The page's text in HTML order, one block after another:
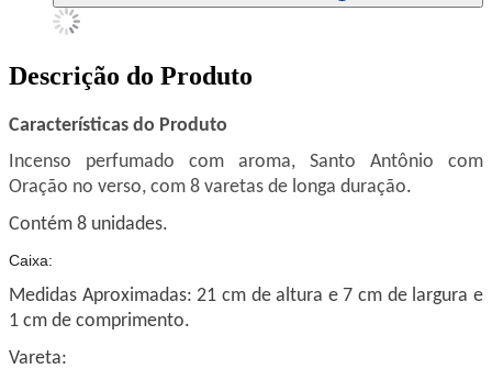
Descrição do Produto
Características do Produto
Incenso perfumado com aroma, Santo Antônio com
Oração no verso, com 8 varetas de longa duração.
Contém 8 unidades.
Caixa:
Medidas Aproximadas: 21 cm de altura e 7 cm de largura e
1 cm de comprimento.
Vareta: